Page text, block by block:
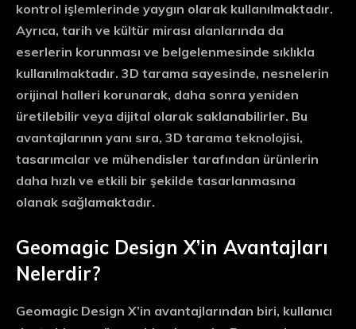
kontrol işlemlerinde yaygın olarak kullanılmaktadır.
Ayrıca, tarih ve kültür mirası alanlarında da
eserlerin korunması ve belgelenmesinde sıklıkla
kullanılmaktadır. 3D tarama sayesinde, nesnelerin
orijinal halleri korunarak, daha sonra yeniden
üretilebilir veya dijital olarak saklanabilirler. Bu
avantajlarının yanı sıra, 3D tarama teknolojisi,
tasarımcılar ve mühendisler tarafından ürünlerin
daha hızlı ve etkili bir şekilde tasarlanmasına
olanak sağlamaktadır.
Geomagic Design X’in Avantajları
Nelerdir?
Geomagic Design X’in avantajlarından biri, kullanıcı